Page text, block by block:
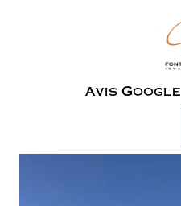
Avis Google